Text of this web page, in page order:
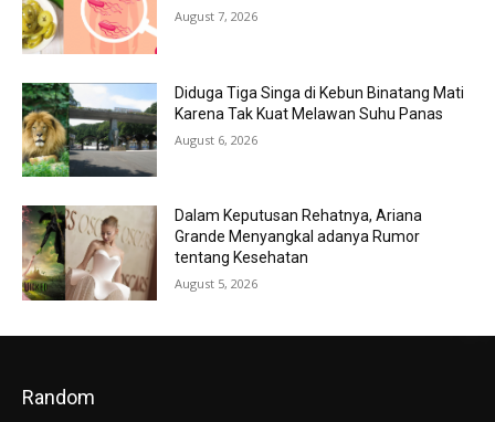
August 7, 2026
Diduga Tiga Singa di Kebun Binatang Mati
Karena Tak Kuat Melawan Suhu Panas
August 6, 2026
Dalam Keputusan Rehatnya, Ariana
Grande Menyangkal adanya Rumor
tentang Kesehatan
August 5, 2026
Random